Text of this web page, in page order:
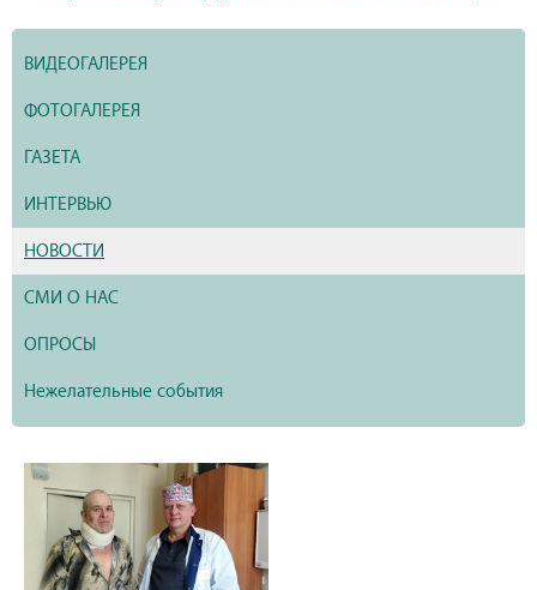
ВИДЕОГАЛЕРЕЯ
ФОТОГАЛЕРЕЯ
ГАЗЕТА
ИНТЕРВЬЮ
НОВОСТИ
СМИ О НАС
ОПРОСЫ
Нежелательные события